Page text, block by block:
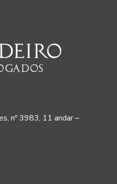
nº 3983, 11 andar –